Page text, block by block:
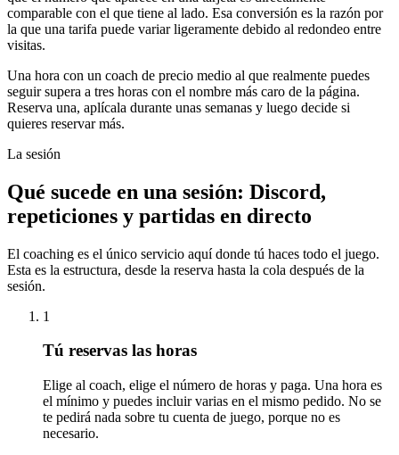
comparable con el que tiene al lado. Esa conversión es la razón por
la que una tarifa puede variar ligeramente debido al redondeo entre
visitas.
Una hora con un coach de precio medio al que realmente puedes
seguir supera a tres horas con el nombre más caro de la página.
Reserva una, aplícala durante unas semanas y luego decide si
quieres reservar más.
La sesión
Qué sucede en una sesión: Discord,
repeticiones y partidas en directo
El coaching es el único servicio aquí donde tú haces todo el juego.
Esta es la estructura, desde la reserva hasta la cola después de la
sesión.
1
Tú reservas las horas
Elige al coach, elige el número de horas y paga. Una hora es
el mínimo y puedes incluir varias en el mismo pedido. No se
te pedirá nada sobre tu cuenta de juego, porque no es
necesario.